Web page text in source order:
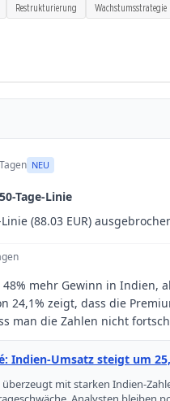
Restrukturierung Wachstumsstrategie